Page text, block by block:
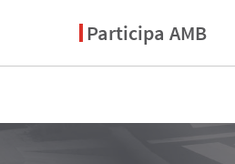
Participa AMB